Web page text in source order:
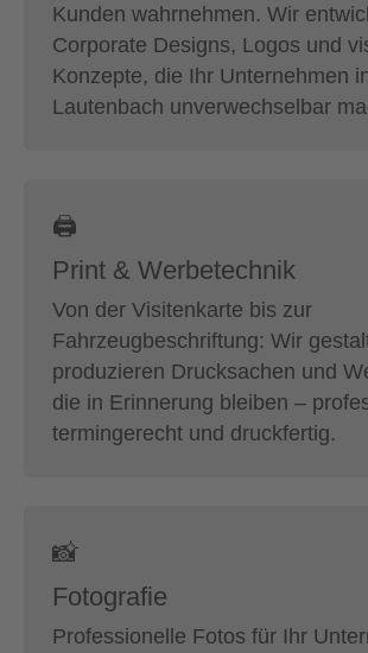
Kunden wahrnehmen. Wir
Corporate Designs, Logos und
Konzepte, die Ihr Unternehmen
Lautenbach unverwechselbar
🖨
Print & Werbetechnik
Von der Visitenkarte bis zur
Fahrzeugbeschriftung: Wir
produzieren Drucksachen und
die in Erinnerung bleiben –
termingerecht und druckfertig.
📸
Fotografie
Professionelle Fotos für Ihr